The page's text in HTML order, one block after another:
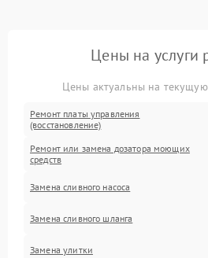
Цены на услуги
Цены актуальны на
Ремонт платы управления
(восстановление)
Ремонт или замена дозатора моющих
средств
Замена сливного насоса
Замена сливного шланга
Замена улитки